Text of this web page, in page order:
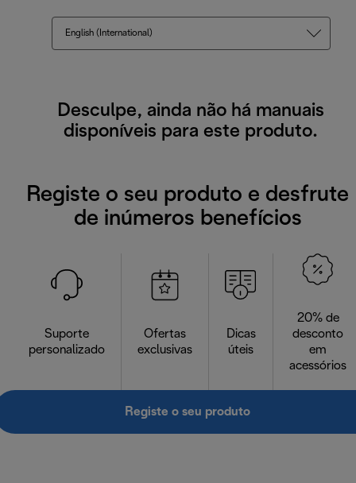
English (International)
Desculpe, ainda não há manuais
disponíveis para este produto.
Registe o seu produto e desfrute
de inúmeros benefícios
Suporte
personalizado
Ofertas
exclusivas
Dicas
úteis
20% de
desconto
em
acessórios
Registe o seu produto